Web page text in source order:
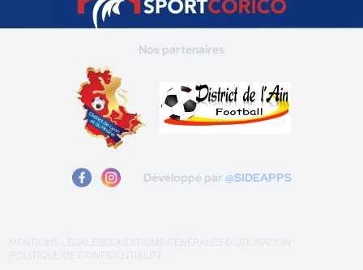
Nos partenaires
Développé par @SIDEAPPS
MENTIONS LÉGALES
CONDITIONS GÉNÉRALES D'UTILISATION
POLITIQUE DE CONFIDENTIALITÉ